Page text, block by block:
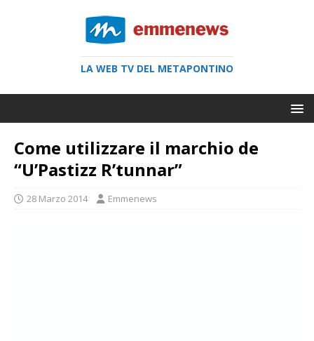
LA WEB TV DEL METAPONTINO
Come utilizzare il marchio de
“U’Pastizz R’tunnar”
28 Marzo 2014 Emmenews